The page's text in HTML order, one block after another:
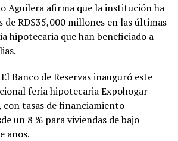
Aguilera afirma que la institución ha
de RD$35,000 millones en las últimas
hipotecaria que han beneficiado a
Banco de Reservas inauguró este
feria hipotecaria Expohogar
con tasas de financiamiento
un 8 % para viviendas de bajo
años.